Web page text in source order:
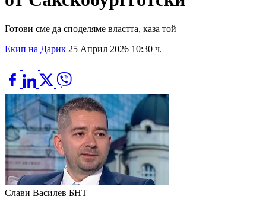
Готови сме да споделяме властта, каза той
Екип на Дарик 25 Април 2026 10:30 ч.
Слави Василев БНТ